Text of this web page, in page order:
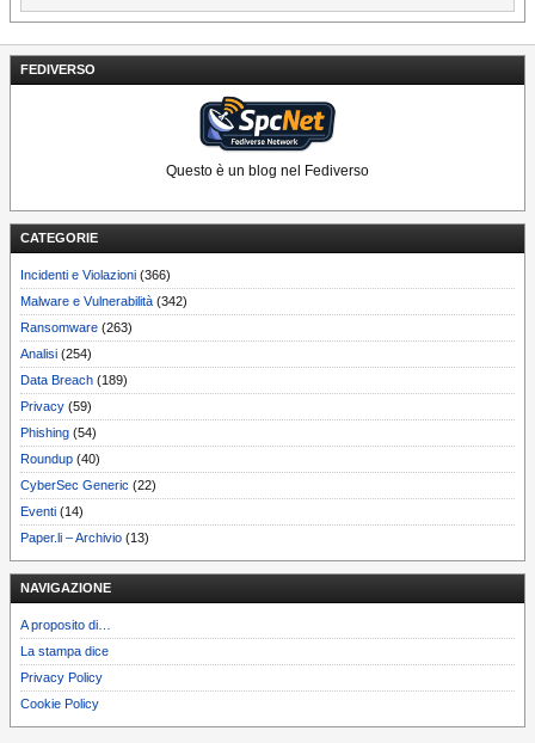
FEDIVERSO
Questo è un blog nel Fediverso
CATEGORIE
Incidenti e Violazioni (366)
Malware e Vulnerabilità (342)
Ransomware (263)
Analisi (254)
Data Breach (189)
Privacy (59)
Phishing (54)
Roundup (40)
CyberSec Generic (22)
Eventi (14)
Paper.li – Archivio (13)
NAVIGAZIONE
A proposito di…
La stampa dice
Privacy Policy
Cookie Policy